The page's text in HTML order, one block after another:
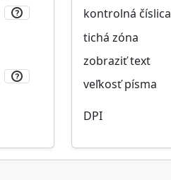
kontrolná číslica
tichá zóna
zobraziť text
veľkosť písma
DPI